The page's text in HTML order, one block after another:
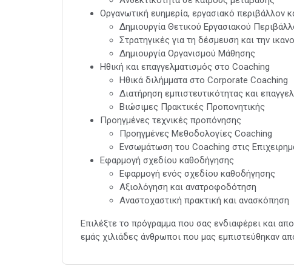
Οργανωτική ευημερία, εργασιακό περιβάλλον
Δημιουργία Θετικού Εργασιακού
Στρατηγικές για τη δέσμευση και την
Δημιουργία Οργανισμού Μάθησης
Ηθική και επαγγελματισμός στο Coaching
Ηθικά διλήμματα στο Corporate Coaching
Διατήρηση εμπιστευτικότητας και
Βιώσιμες Πρακτικές Προπονητικής
Προηγμένες τεχνικές προπόνησης
Προηγμένες Μεθοδολογίες Coaching
Ενσωμάτωση του Coaching στις
Εφαρμογή σχεδίου καθοδήγησης
Εφαρμογή ενός σχεδίου καθοδήγησης
Αξιολόγηση και ανατροφοδότηση
Αναστοχαστική πρακτική και ανασκόπηση
Επιλέξτε το πρόγραμμα που σας ενδιαφέρει και
εμάς χιλιάδες άνθρωποι που μας εμπιστεύθηκαν